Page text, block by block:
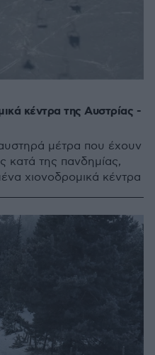
κέντρα της Αυστρίας -
μέτρα που έχουν
κατά της πανδημίας,
χιονοδρομικά κέντρα